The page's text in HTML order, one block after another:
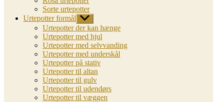
Sorte urtepotter
Urtepotter formål Vis
undermenu
Urtepotter der kan hænge
Urtepotter med hjul
Urtepotter med selvvanding
Urtepotter med underskål
Urtepotter på stativ
Urtepotter til altan
Urtepotter til gulv
Urtepotter til udendørs
Urtepotter til væggen